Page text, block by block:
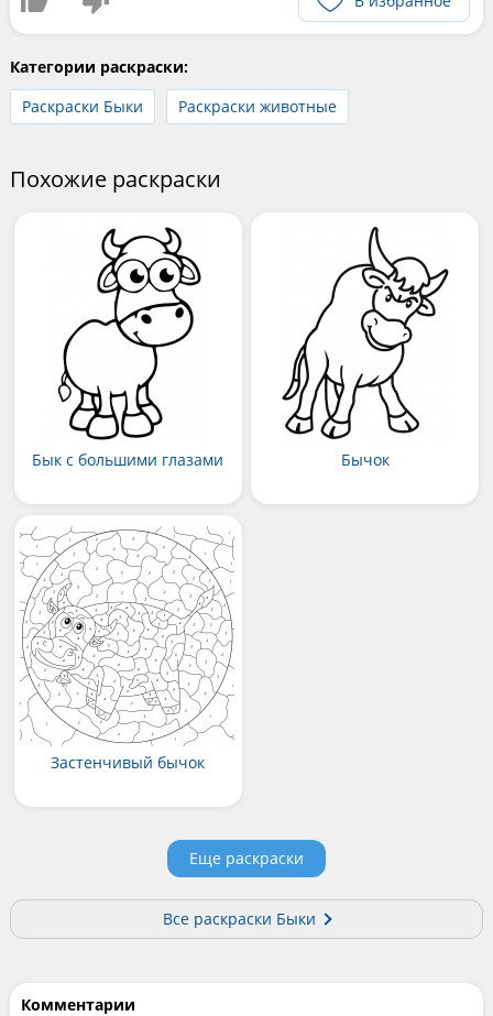
Категории раскраски:
Раскраски Быки
Раскраски животные
Похожие раскраски
Бык с большими глазами Бычок
Застенчивый бычок
Еще раскраски
Все раскраски Быки
Комментарии